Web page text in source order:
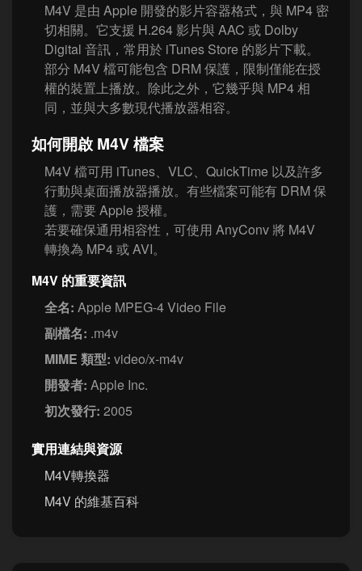
M4V 是由 Apple 開發的影片容器格式，與 MP4 密
切相關。它支援 H.264 影片與 AAC 或 Dolby
Digital 音訊，常用於 iTunes Store 的影片下載。
部分 M4V 檔可能包含 DRM 保護，限制僅能在授
權的裝置上播放。除此之外，它幾乎與 MP4 相
同，並與大多數現代播放器相容。
如何開啟 M4V 檔案
M4V 檔可用 iTunes、VLC、QuickTime 以及許多
行動與桌面播放器播放。有些檔案可能有 DRM 保
護，需要 Apple 授權。
若要確保通用相容性，可使用 AnyConv 將 M4V
轉換為 MP4 或 AVI。
M4V 的重要資訊
全名: Apple MPEG-4 Video File
副檔名: .m4v
MIME 類型: video/x-m4v
開發者: Apple Inc.
初次發行: 2005
實用連結與資源
M4V轉換器
M4V 的維基百科